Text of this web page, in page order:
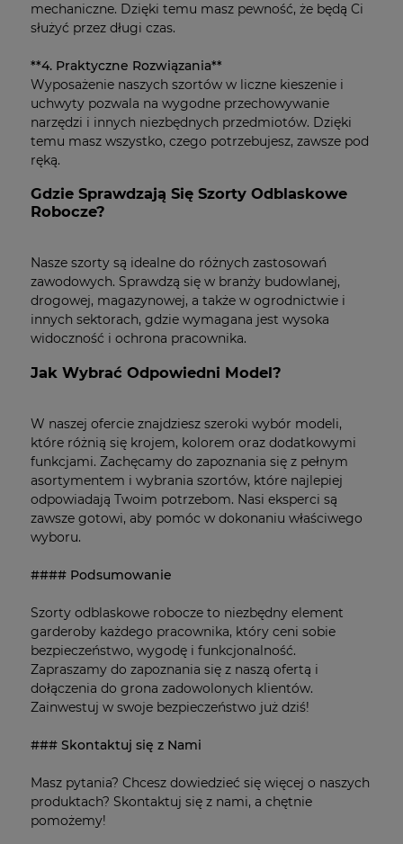
mechaniczne. Dzięki temu masz pewność, że będą Ci
służyć przez długi czas.
**4. Praktyczne Rozwiązania**
Wyposażenie naszych szortów w liczne kieszenie i
uchwyty pozwala na wygodne przechowywanie
narzędzi i innych niezbędnych przedmiotów. Dzięki
temu masz wszystko, czego potrzebujesz, zawsze pod
ręką.
Gdzie Sprawdzają Się Szorty Odblaskowe
Robocze?
Nasze szorty są idealne do różnych zastosowań
zawodowych. Sprawdzą się w branży budowlanej,
drogowej, magazynowej, a także w ogrodnictwie i
innych sektorach, gdzie wymagana jest wysoka
widoczność i ochrona pracownika.
Jak Wybrać Odpowiedni Model?
W naszej ofercie znajdziesz szeroki wybór modeli,
które różnią się krojem, kolorem oraz dodatkowymi
funkcjami. Zachęcamy do zapoznania się z pełnym
asortymentem i wybrania szortów, które najlepiej
odpowiadają Twoim potrzebom. Nasi eksperci są
zawsze gotowi, aby pomóc w dokonaniu właściwego
wyboru.
#### Podsumowanie
Szorty odblaskowe robocze to niezbędny element
garderoby każdego pracownika, który ceni sobie
bezpieczeństwo, wygodę i funkcjonalność.
Zapraszamy do zapoznania się z naszą ofertą i
dołączenia do grona zadowolonych klientów.
Zainwestuj w swoje bezpieczeństwo już dziś!
### Skontaktuj się z Nami
Masz pytania? Chcesz dowiedzieć się więcej o naszych
produktach? Skontaktuj się z nami, a chętnie
pomożemy!